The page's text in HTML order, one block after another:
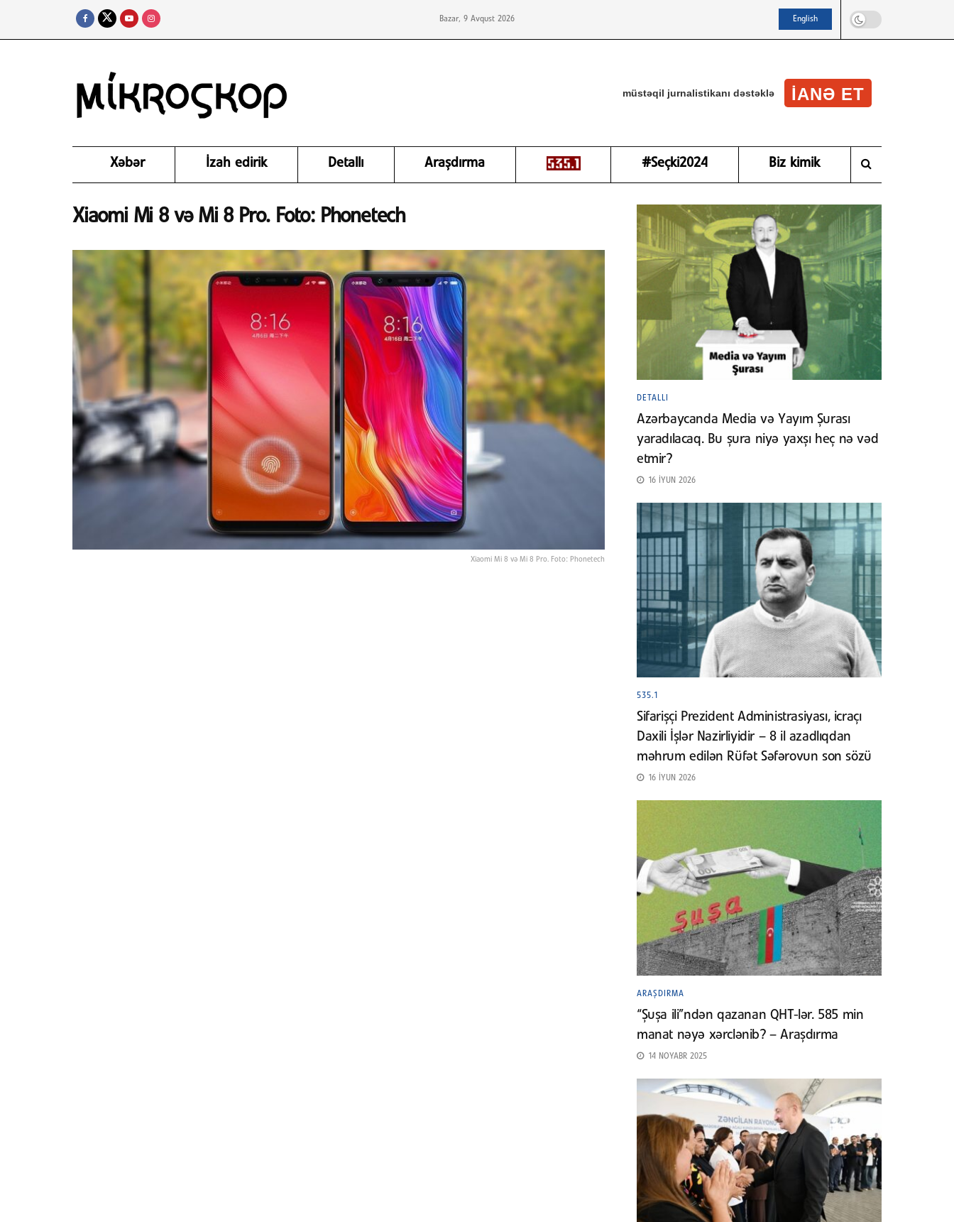
Bazar, 9 Avqust 2026 English
müstəqil jurnalistikanı dəstəklə IANƏ ET
Xəbər İzah edirik Detallı Araşdırma #Seçki2024 Biz kimik
Xiaomi Mi 8 və Mi 8 Pro. Foto: Phonetech
Xiaomi Mi 8 və Mi 8 Pro. Foto: Phonetech
DETALLI
Azərbaycanda Media və Yayım Şurası
yaradılacaq. Bu şura niyə yaxşı heç nə vəd
etmir?
16 İYUN 2026
535.1
Sifarişçi Prezident Administrasiyası, icraçı
Daxili İşlər Nazirliyidir – 8 il azadlıqdan
məhrum edilən Rüfət Səfərovun son sözü
16 İYUN 2026
ARAŞDIRMA
“Şuşa ili”ndən qazanan QHT-lər. 585 min
manat nəyə xərclənib? – Araşdırma
14 NOYABR 2025